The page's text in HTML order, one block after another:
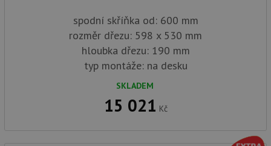
spodní skříňka od: 600 mm
rozměr dřezu: 598 x 530 mm
hloubka dřezu: 190 mm
typ montáže: na desku
SKLADEM
15 021 Kč
Funkční soubory
Nezařazené
soubory